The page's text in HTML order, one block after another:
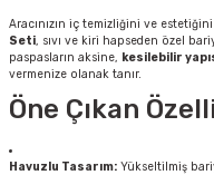
Aracınızın iç temizliğini ve
Seti, sıvı ve kiri hapseden özel
paspasların aksine, kesilebilir
vermenize olanak tanır.
Öne Çıkan
Havuzlu Tasarım: Yükseltilmiş